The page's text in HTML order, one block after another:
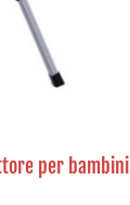
per bambini